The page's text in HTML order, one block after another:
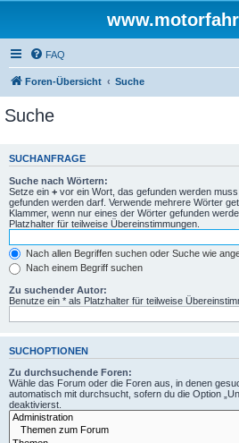
FAQ
Foren-Übersicht Suche
Suche
SUCHANFRAGE
Suche nach Wörtern:
Setze ein + vor ein Wort, das gefunden werden
gefunden werden darf. Verwende mehrere Wörter
Klammer, wenn nur eines der Wörter gefunden
Platzhalter für teilweise Übereinstimmungen.
Nach allen Begriffen suchen oder Suche wie
Nach einem Begriff suchen
Zu suchender Autor:
Benutze ein * als Platzhalter für teilweise
SUCHOPTIONEN
Zu durchsuchende Foren:
Wähle das Forum oder die Foren aus, in denen
automatisch mit durchsucht, sofern du die Option
deaktivierst.